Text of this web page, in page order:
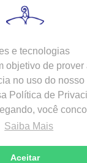
e tecnologias
objetivo de prover
no uso do nosso
Política de
você
Saiba Mais
Aceitar
- Arquidiocese de
com